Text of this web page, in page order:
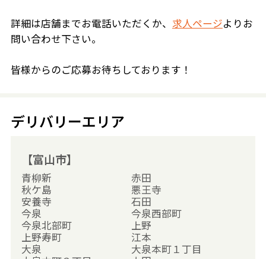
詳細は店舗までお電話いただくか、 求人ページよりお
問い合わせ下さい。
皆様からのご応募お待ちしております！
デリバリーエリア
【富山市】
青柳新
赤田
秋ケ島
悪王寺
安養寺
石田
今泉
今泉西部町
今泉北部町
上野
上野寿町
江本
大泉
大泉本町１丁目